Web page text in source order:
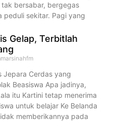
bersabar, bergegas
peduli sekitar. Pagi yang
Gelap, Terbitlah
Jepara Cerdas yang
Beasiswa Apa jadinya,
itu Kartini tetap menerima
untuk belajar Ke Belanda
memberikannya pada